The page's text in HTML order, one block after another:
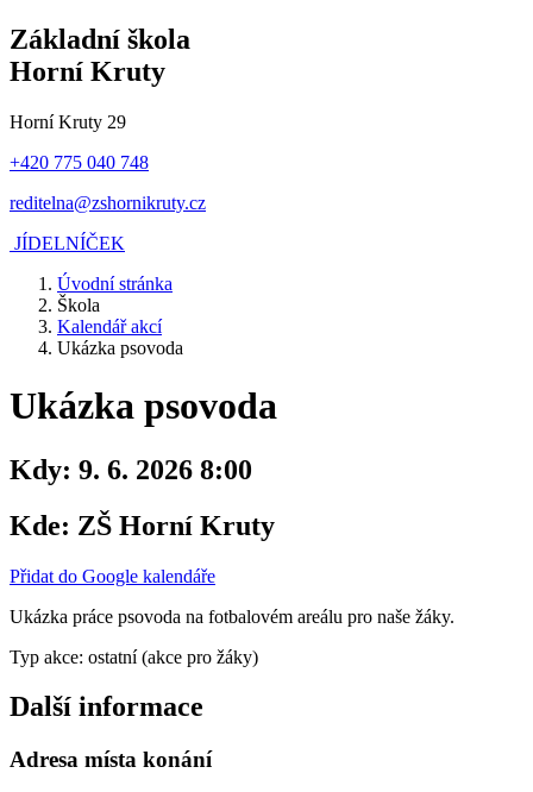
Základní škola
Horní Kruty
Horní Kruty 29
+420 775 040 748
reditelna@zshornikruty.cz
JÍDELNÍČEK
Úvodní stránka
Škola
Kalendář akcí
Ukázka psovoda
Ukázka psovoda
Kdy: 9. 6. 2026 8:00
Kde: ZŠ Horní Kruty
Přidat do Google kalendáře
Ukázka práce psovoda na fotbalovém areálu pro naše žáky.
Typ akce: ostatní (akce pro žáky)
Další informace
Adresa místa konání